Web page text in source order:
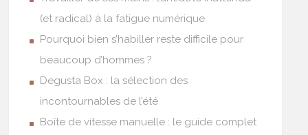
(et radical) à la fatigue numérique
Pourquoi bien s’habiller reste difficile pour
beaucoup d’hommes ?
Degusta Box : la sélection des
incontournables de l’été
Boîte de vitesse manuelle : le guide complet